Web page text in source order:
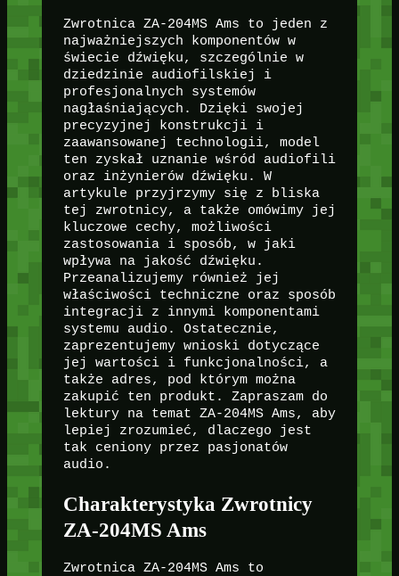
Zwrotnica ZA-204MS Ams to jeden z
najważniejszych komponentów w
świecie dźwięku, szczególnie w
dziedzinie audiofilskiej i
profesjonalnych systemów
nagłaśniających. Dzięki swojej
precyzyjnej konstrukcji i
zaawansowanej technologii, model
ten zyskał uznanie wśród audiofili
oraz inżynierów dźwięku. W
artykule przyjrzymy się z bliska
tej zwrotnicy, a także omówimy jej
kluczowe cechy, możliwości
zastosowania i sposób, w jaki
wpływa na jakość dźwięku.
Przeanalizujemy również jej
właściwości techniczne oraz sposób
integracji z innymi komponentami
systemu audio. Ostatecznie,
zaprezentujemy wnioski dotyczące
jej wartości i funkcjonalności, a
także adres, pod którym można
zakupić ten produkt. Zapraszam do
lektury na temat ZA-204MS Ams, aby
lepiej zrozumieć, dlaczego jest
tak ceniony przez pasjonatów
audio.
Charakterystyka Zwrotnicy
ZA-204MS Ams
Zwrotnica ZA-204MS Ams to